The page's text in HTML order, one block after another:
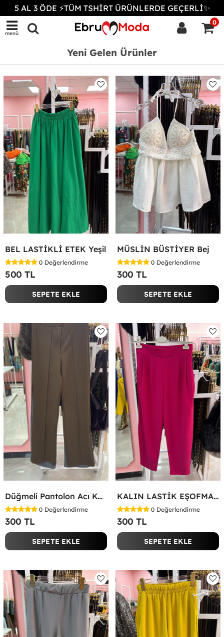
5 AL 3 ÖDE ⚡TÜM TSHİRT ÜRÜNLERDE GEÇERLİ✨
menü
0
Yeni Gelen Ürünler
BEL LASTİKLİ ETEK Yeşil
0 Değerlendirme
500 TL
SEPETE EKLE
MÜSLİN BÜSTİYER Bej
0 Değerlendirme
300 TL
SEPETE EKLE
Düğmeli Pantolon Acı Kahve
0 Değerlendirme
300 TL
SEPETE EKLE
KALIN LASTİK EŞOFMAN ALTI Fuşya
0 Değerlendirme
300 TL
SEPETE EKLE